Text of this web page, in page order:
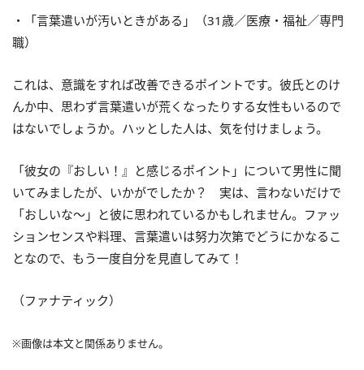
・「言葉遣いが汚いときがある」（31歳／医療・福祉／専門
職）
これは、意識をすれば改善できるポイントです。彼氏とのけ
んか中、思わず言葉遣いが荒くなったりする女性もいるので
はないでしょうか。ハッとした人は、気を付けましょう。
「彼女の『おしい！』と感じるポイント」について男性に聞
いてみましたが、いかがでしたか？ 実は、言わないだけで
「おしいな～」と彼に思われているかもしれません。ファッ
ションセンスや料理、言葉遣いは努力次第でどうにかなるこ
となので、もう一度自分を見直してみて！
（ファナティック）
※画像は本文と関係ありません。